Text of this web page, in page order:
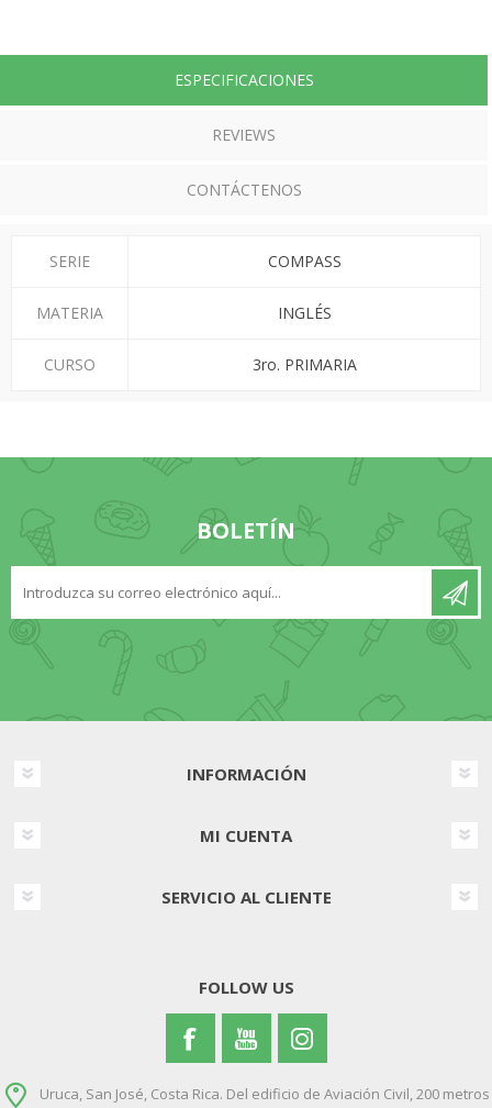
ESPECIFICACIONES
REVIEWS
CONTÁCTENOS
SERIE COMPASS
MATERIA INGLÉS
CURSO 3ro. PRIMARIA
BOLETÍN
INFORMACIÓN
MI CUENTA
SERVICIO AL CLIENTE
FOLLOW US
Uruca, San José, Costa Rica. Del edificio de Aviación Civil, 200 metros